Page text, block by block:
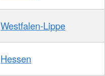
Westfalen-Lippe
Hessen